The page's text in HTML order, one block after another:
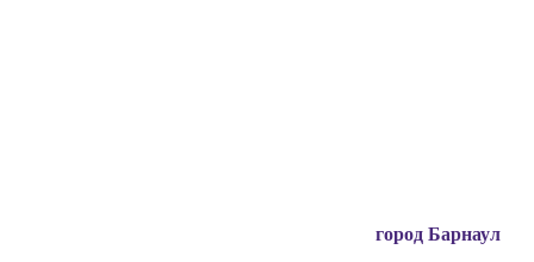
город Барнаул